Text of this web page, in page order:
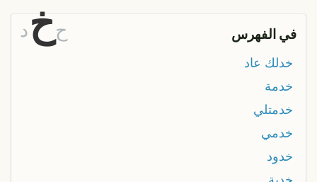
في الفهرس حخ د
خدلك عاد
خدمة
خدمتلي
خدمي
خدود